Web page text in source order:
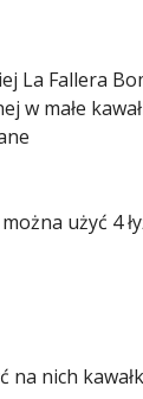
La Fallera
w małe
użyć 4
nich